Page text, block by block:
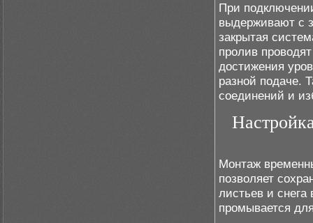
При
выдерживают с
закрытая
пролив
достижения
разной подаче.
соединений и
Монтаж
позволяет
листьев и
промывается